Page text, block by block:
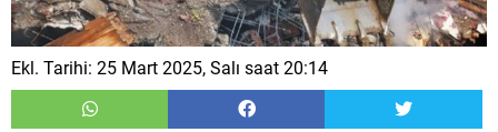
Ekl. Tarihi: 25 Mart 2025, Salı saat 20:14